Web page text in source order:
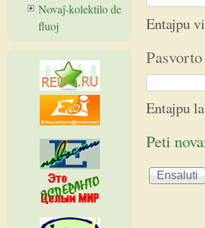
Entajpu
Pasvorto
Entajpu
Peti
Novaĵ-kolektilo de
fluoj